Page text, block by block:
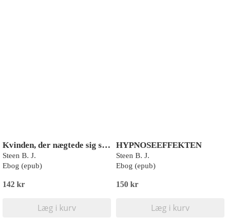
Kvinden, der nægtede sig skyldig
Steen B. J.
Ebog (epub)
142 kr
Læg i kurv
HYPNOSEEFFEKTEN
Steen B. J.
Ebog (epub)
150 kr
Læg i kurv